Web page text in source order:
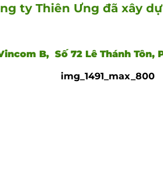
ty Thiên Ưng đã xây
B, Số 72 Lê Thánh Tôn,